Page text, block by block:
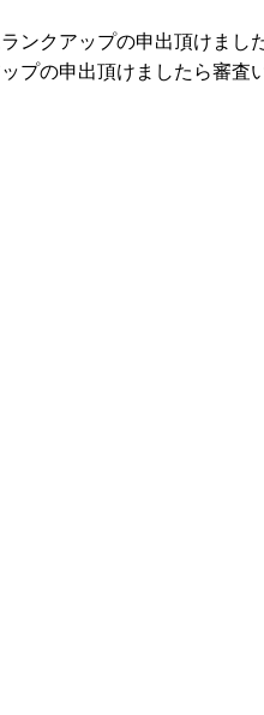
ンクアップの申出頂けまし
プの申出頂けましたら審査